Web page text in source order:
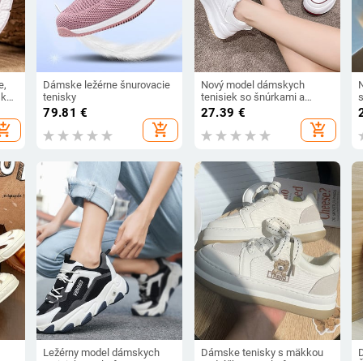
Dámske ležérne šnurovacie
tenisky
79.81 €
add_shopping_cart
Nový model dámskych
tenisiek so šnúrkami a
nápisom
27.39 €
add_shopping_cart
Ležérny model dámskych
Dámske tenisky s mäkkou